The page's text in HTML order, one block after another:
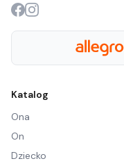
Katalog
Ona
On
Dziecko